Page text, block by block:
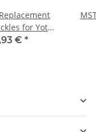
for Yota
Z-S0636
€ *